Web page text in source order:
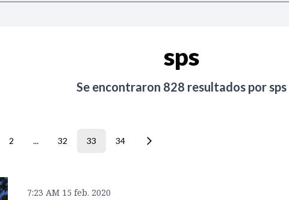
sps
Se encontraron 828 resultados por sps
2 ... 32 33 34
7:23 AM 15 feb. 2020